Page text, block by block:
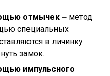
отмычек⎼ метод
специальных
в личинку
замок.
импульсного